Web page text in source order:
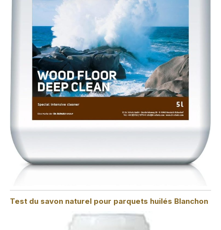
Test du savon naturel pour parquets huilés Blanchon